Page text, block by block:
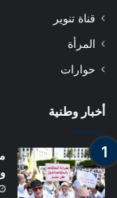
قناة تنوير
المرأة
حوارات
أخبار وطنية